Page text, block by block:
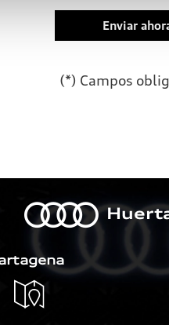
(*) Campos
a